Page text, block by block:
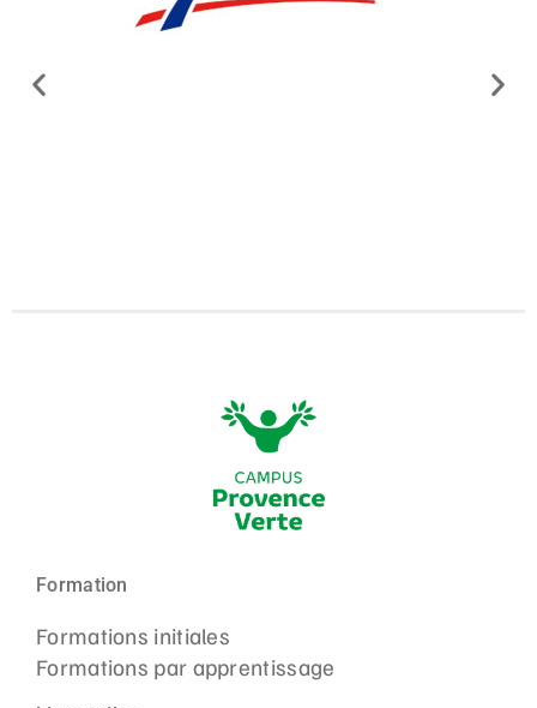
Formation
Formations initiales
Formations par apprentissage